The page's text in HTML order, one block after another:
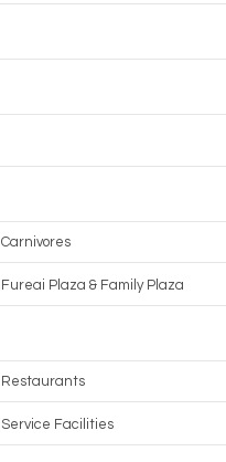
Carnivores
Fureai Plaza & Family Plaza
Restaurants
Service Facilities